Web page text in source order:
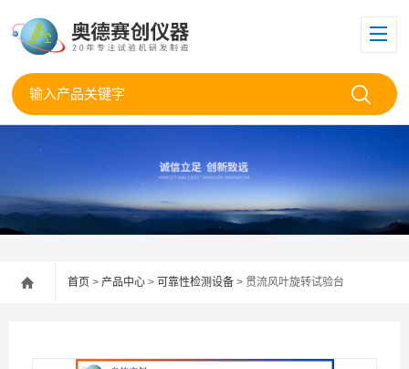
首页 > 产品中心 > 可靠性检测设备 > 贯流风叶旋转试验台